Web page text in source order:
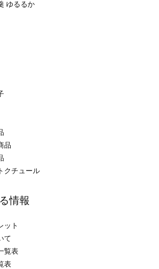
ゆるるか
品
クチュール
情報
ット
て
覧表
表